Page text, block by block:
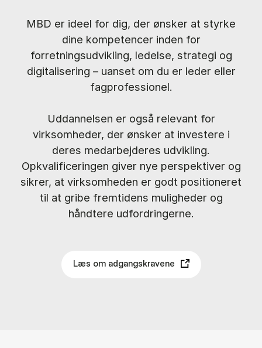
MBD er ideel for dig, der ønsker at styrke
dine kompetencer inden for
forretningsudvikling, ledelse, strategi og
digitalisering – uanset om du er leder eller
fagprofessionel.
Uddannelsen er også relevant for
virksomheder, der ønsker at investere i
deres medarbejderes udvikling.
Opkvalificeringen giver nye perspektiver og
sikrer, at virksomheden er godt positioneret
til at gribe fremtidens muligheder og
håndtere udfordringerne.
Læs om adgangskravene